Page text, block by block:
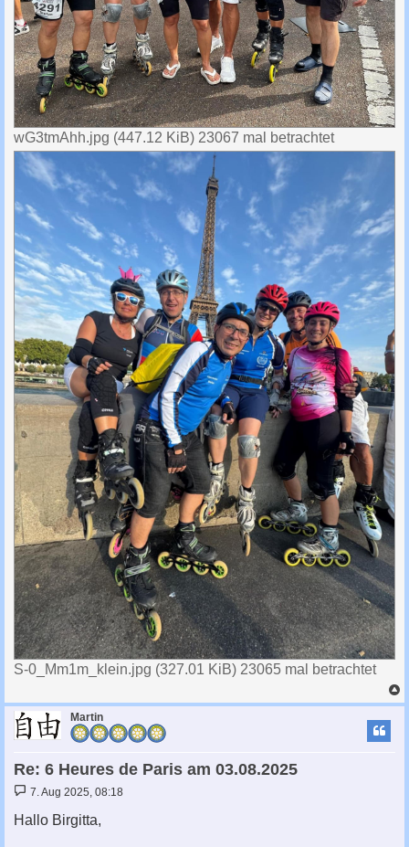
wG3tmAhh.jpg (447.12 KiB) 23067 mal betrachtet
S-0_Mm1m_klein.jpg (327.01 KiB) 23065 mal betrachtet
a
Martin
Re: 6 Heures de Paris am 03.08.2025
B
i
t
7. Aug 2025, 08:18
Hallo Birgitta,